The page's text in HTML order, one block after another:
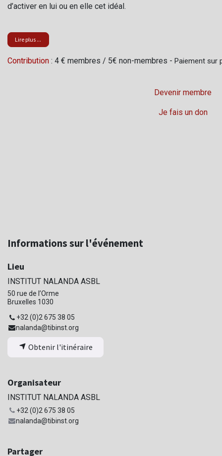
d’activer en lui ou en elle cet idéal.
Lire plus ...
Contribution : 4 € membres / 5€ non-membres - Paiement sur
Devenir membre
Je fais un don
Informations sur l'événement
Lieu
INSTITUT NALANDA ASBL
50 rue de l’Orme
Bruxelles 1030
+32 (0)2 675 38 05
nalanda@tibinst.org
Obtenir l'itinéraire
Organisateur
INSTITUT NALANDA ASBL
+32 (0)2 675 38 05
nalanda@tibinst.org
Partager